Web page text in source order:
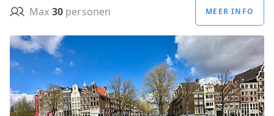
Max 30personen MEER INFO